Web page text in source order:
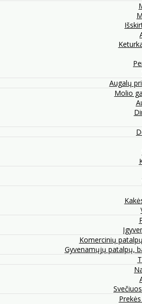
Augalų
Molio
Komercinių
Gyvenamųjų patalpų,